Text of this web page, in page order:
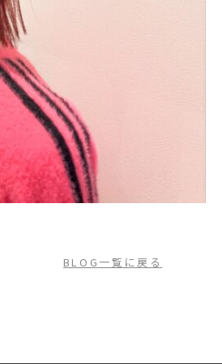
BLOG一覧に戻る